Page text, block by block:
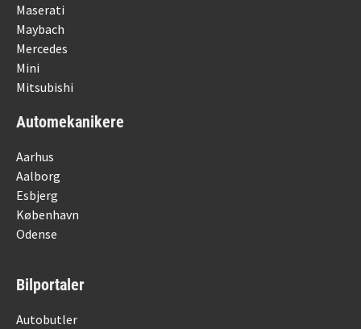
Maserati
Maybach
Mercedes
Mini
Mitsubishi
Automekanikere
Aarhus
Aalborg
Esbjerg
København
Odense
Bilportaler
Autobutler